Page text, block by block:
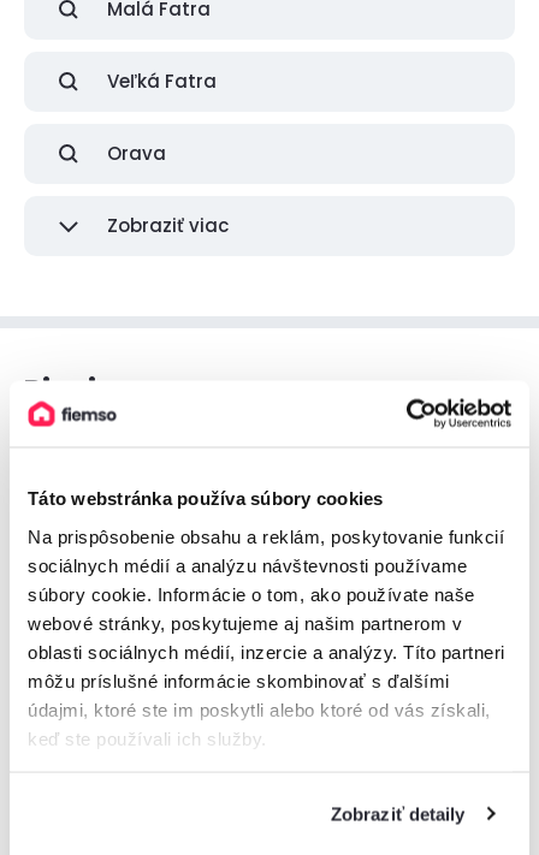
Táto webstránka používa súbory cookies
Na prispôsobenie obsahu a reklám, poskytovanie funkcií
sociálnych médií a analýzu návštevnosti používame
súbory cookie. Informácie o tom, ako používate naše
webové stránky, poskytujeme aj našim partnerom v
oblasti sociálnych médií, inzercie a analýzy. Títo partneri
môžu príslušné informácie skombinovať s ďalšími
údajmi, ktoré ste im poskytli alebo ktoré od vás získali,
keď ste používali ich služby.
Zobraziť detaily
Malá Fatra
Veľká Fatra
Orava
Zobraziť viac
Pieniny
Na Spiši, na hranici s Poľskom, na dokonalé trávenie času.
lužnými lesmi. Najvyšším vrchom pohoria sú Vysoké Skalky
s výškou 1 050 m n. m. Ďalšími vyhľadávanými turistickými
cieľmi v Pieninách sú vrchy Vysoká, Vrchriečky či Kýčera.
Rafting na rieke Dunajec
Pieninami preteká riekaDunajec, ktorá prináša zaujímavé
možnosti na trávenie času. Milovníkov tradícií poteší
splavovanie rieky na pltiach, dobrodruhov zas skvelé